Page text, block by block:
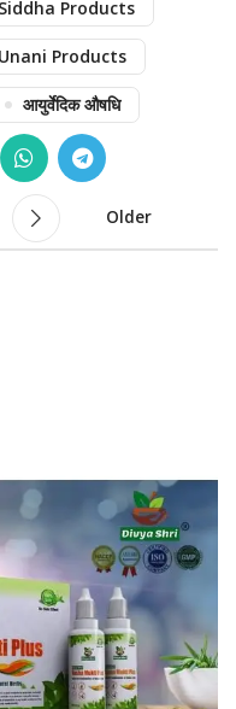
Siddha Products
Unani Products
आयुर्वेदिक औषधि
Older